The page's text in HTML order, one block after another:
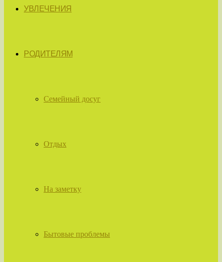
УВЛЕЧЕНИЯ
РОДИТЕЛЯМ
Семейный досуг
Отдых
На заметку
Бытовые проблемы